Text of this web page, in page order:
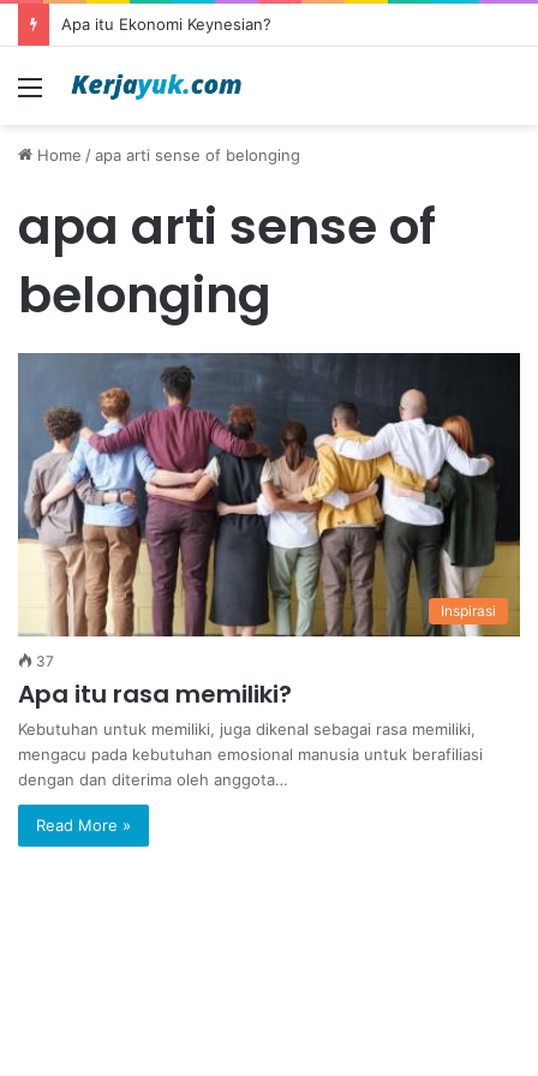
Apa itu Ekonomi Keynesian?
Menu
Home /apa arti sense of belonging
apa arti sense of
belonging
Inspirasi
37
Apa itu rasa memiliki?
Kebutuhan untuk memiliki, juga dikenal sebagai rasa memiliki,
mengacu pada kebutuhan emosional manusia untuk berafiliasi
dengan dan diterima oleh anggota…
Read More »